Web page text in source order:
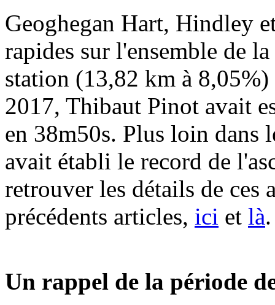
Geoghegan Hart, Hindley
rapides sur l'ensemble de
station (13,82 km à
2017, Thibaut Pinot avait
en 38m50s. Plus loin dans
avait établi le record de
retrouver les détails de ces
précédents articles, ici et là.
Un rappel de la période